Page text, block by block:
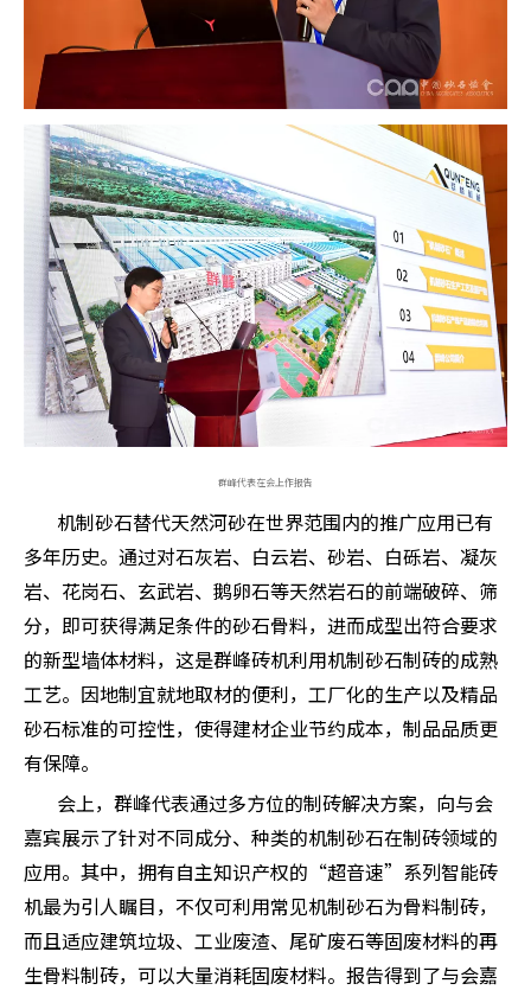
群峰代表在会上作报告
机制砂石替代天然河砂在世界范围内的推广应用已有
多年历史。通过对石灰岩、白云岩、砂岩、白砾岩、凝灰
岩、花岗石、玄武岩、鹅卵石等天然岩石的前端破碎、筛
分，即可获得满足条件的砂石骨料，进而成型出符合要求
的新型墙体材料，这是群峰砖机利用机制砂石制砖的成熟
工艺。因地制宜就地取材的便利，工厂化的生产以及精品
砂石标准的可控性，使得建材企业节约成本，制品品质更
有保障。
会上，群峰代表通过多方位的制砖解决方案，向与会
嘉宾展示了针对不同成分、种类的机制砂石在制砖领域的
应用。其中，拥有自主知识产权的“超音速”系列智能砖
机最为引人瞩目，不仅可利用常见机制砂石为骨料制砖，
而且适应建筑垃圾、工业废渣、尾矿废石等固废材料的再
生骨料制砖，可以大量消耗固废材料。报告得到了与会嘉